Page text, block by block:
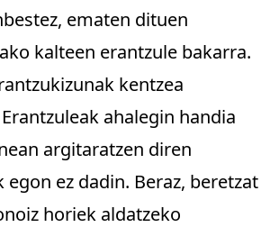
ematen dituen
kalteen erantzule bakarra.
kentzea
ahalegin handia
argitaratzen diren
ez dadin. Beraz, beretzat
horiek aldatzeko